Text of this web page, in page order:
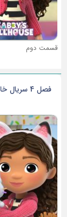
قسمت دوم
فصل 4 سریال خانه عروسکی گابی